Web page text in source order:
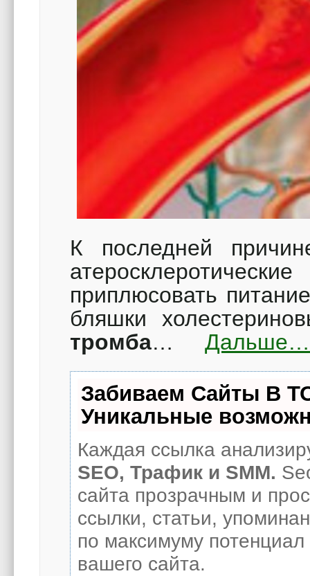
К последней
приплюсовать
бляшки
тромба…Дальше…
Забиваем Сайты В
Уникальные
Каждая ссылка
SEO, Трафик и SMM.
сайта прозрачным и
ссылки, статьи,
по максимуму
вашего сайта.